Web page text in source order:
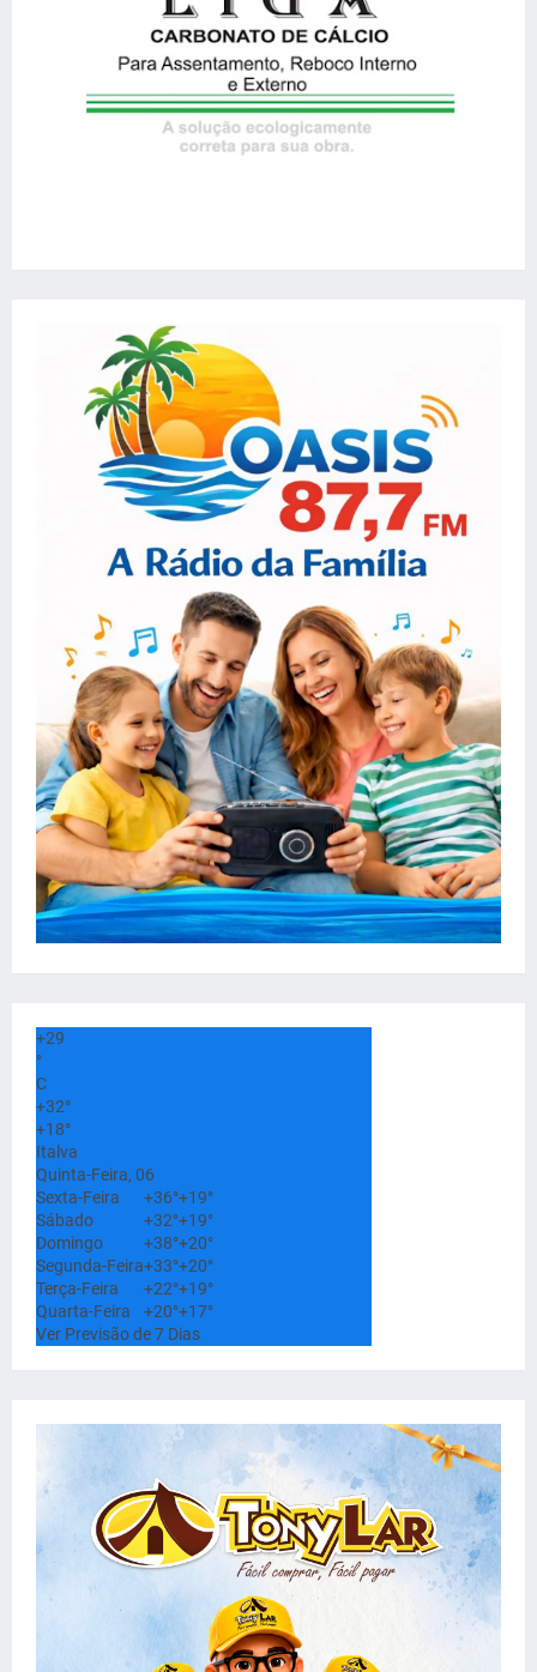
+29
°
C
+32°
+18°
Italva
Quinta-Feira, 06
Sexta-Feira
+36°+19°
Sábado
+32°+19°
Domingo
+38°+20°
Segunda-Feira+33°+20°
Terça-Feira
+22°+19°
Quarta-Feira
+20°+17°
Ver Previsão de 7 Dias